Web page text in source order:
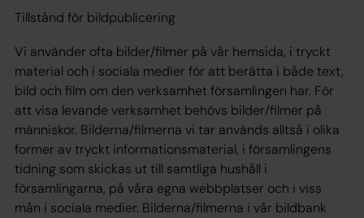
Tillstånd för bildpublicering
Vi använder ofta bilder/filmer på vår hemsida, i tryckt
material och i sociala medier för att berätta i både text,
bild och film om den verksamhet församlingen har. För
att visa levande verksamhet behövs bilder/filmer på
människor. Bilderna/filmerna vi tar används alltså i olika
former av tryckt informationsmaterial, i församlingens
tidning som skickas ut till samtliga hushåll i
församlingarna, på våra egna webbplatser och i viss
mån i sociala medier. Bilderna/filmerna i vår bildbank